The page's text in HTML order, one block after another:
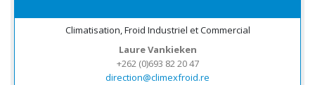
Climatisation, Froid Industriel et Commercial
Laure Vankieken
+262 (0)693 82 20 47
direction@climexfroid.re